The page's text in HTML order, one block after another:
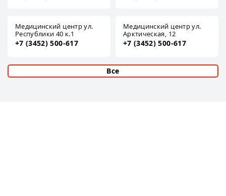
Медицинский центр ул.
Республики 40 к.1
+7 (3452) 500-617
Медицинский центр ул.
Арктическая, 12
+7 (3452) 500-617
Все